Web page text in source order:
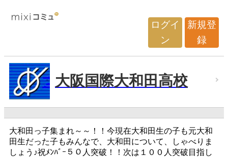
ログイ
ン
新規登
録
大阪国際大和田高校
大和田っ子集まれ～～！！今現在大和田生の子も元大和
田生だった子もみんなで、大和田について、しゃべりま
しょう♪祝ﾒﾝﾊﾞｰ５０人突破！！次は１００人突破目指し